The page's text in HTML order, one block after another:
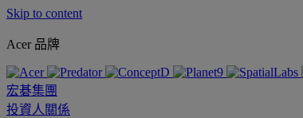
Skip to content
Acer 品牌
宏碁集團
投資人關係